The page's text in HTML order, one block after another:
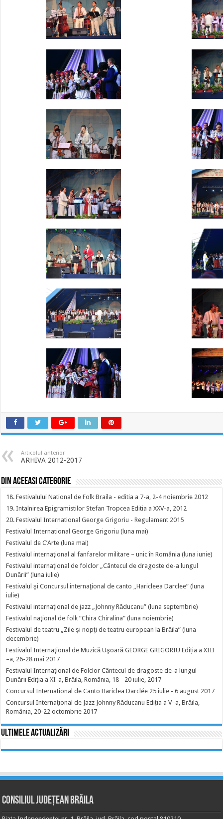
Articolul anterior
ARHIVA 2012-2017
Din aceeasi categorie
18. Festivalului National de Folk Braila - editia a 7-a, 2-4 noiembrie 2012
19. Intalnirea Epigramistilor Stefan Tropcea Editia a XXV-a, 2012
20. Festivalul International George Grigoriu - Regulament 2015
Festivalul International George Grigoriu (luna mai)
Festivalul de C’Arte (luna mai)
Festivalul internaţional al fanfarelor militare – unic în România (luna iunie)
Festivalul internaţional de folclor „Cântecul de dragoste de-a lungul
Dunării” (luna iulie)
Festivalul şi Concursul internaţional de canto „Haricleea Darclee” (luna
iulie)
Festivalul internaţional de jazz „Johnny Răducanu” (luna septembrie)
Festivalul naţional de folk ”Chira Chiralina" (luna noiembrie)
Festivalul de teatru „Zile şi nopţi de teatru european la Brăila” (luna
decembrie)
Festivalul Internaţional de Muzică Uşoară GEORGE GRIGORIU Ediția a XIII
–a, 26-28 mai 2017
Festivalul Internațional de Folclor Cântecul de dragoste de-a lungul
Dunării Ediția a XI-a, Brăila, România, 18 - 20 iulie, 2017
Concursul International de Canto Hariclea Darclée 25 iulie - 6 august 2017
Concursul Internaţional de Jazz Johnny Răducanu Ediția a V–a, Brăila,
România, 20-22 octombrie 2017
Ultimele actualizări
Consiliul Județean Brăila